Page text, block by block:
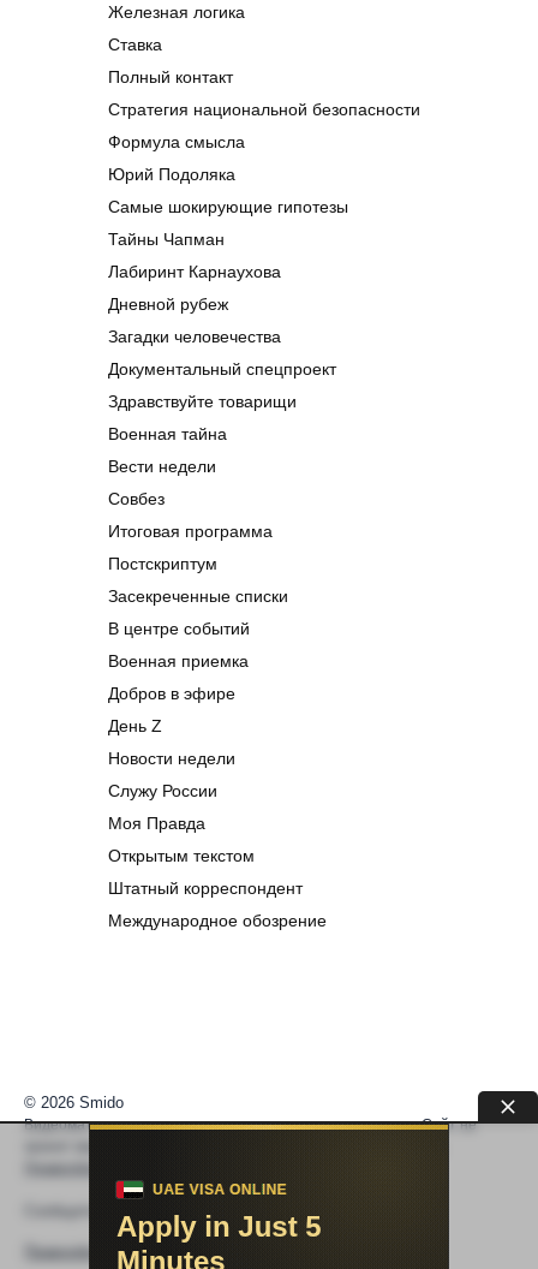
Железная логика
Ставка
Полный контакт
Стратегия национальной безопасности
Формула смысла
Юрий Подоляка
Самые шокирующие гипотезы
Тайны Чапман
Лабиринт Карнаухова
Дневной рубеж
Загадки человечества
Документальный спецпроект
Здравствуйте товарищи
Военная тайна
Вести недели
Совбез
Итоговая программа
Постскриптум
Засекреченные списки
В центре событий
Военная приемка
Добров в эфире
День Z
Новости недели
Служу России
Моя Правда
Открытым текстом
Штатный корреспондент
Международное обозрение
© 2026 Smido
Видеоматериалы встраиваются из открытых источников. Сайт не
Видео не работает
Правообладателям